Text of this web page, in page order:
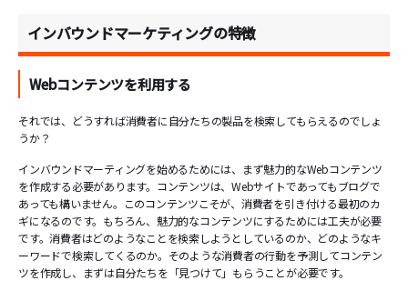
インバウンドマーケティングの特徴
Webコンテンツを利用する
それでは、どうすれば消費者に自分たちの製品を検索してもらえるのでしょ
うか？
インバウンドマーティングを始めるためには、まず魅力的なWebコンテンツ
を作成する必要があります。コンテンツは、Webサイトであってもブログで
あっても構いません。このコンテンツこそが、消費者を引き付ける最初のカ
ギになるのです。もちろん、魅力的なコンテンツにするためには工夫が必要
です。消費者はどのようなことを検索しようとしているのか、どのようなキ
ーワードで検索してくるのか。そのような消費者の行動を予測してコンテン
ツを作成し、まずは自分たちを「見つけて」もらうことが必要です。